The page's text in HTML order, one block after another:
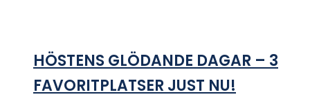
HÖSTENS GLÖDANDE DAGAR – 3
FAVORITPLATSER JUST NU!